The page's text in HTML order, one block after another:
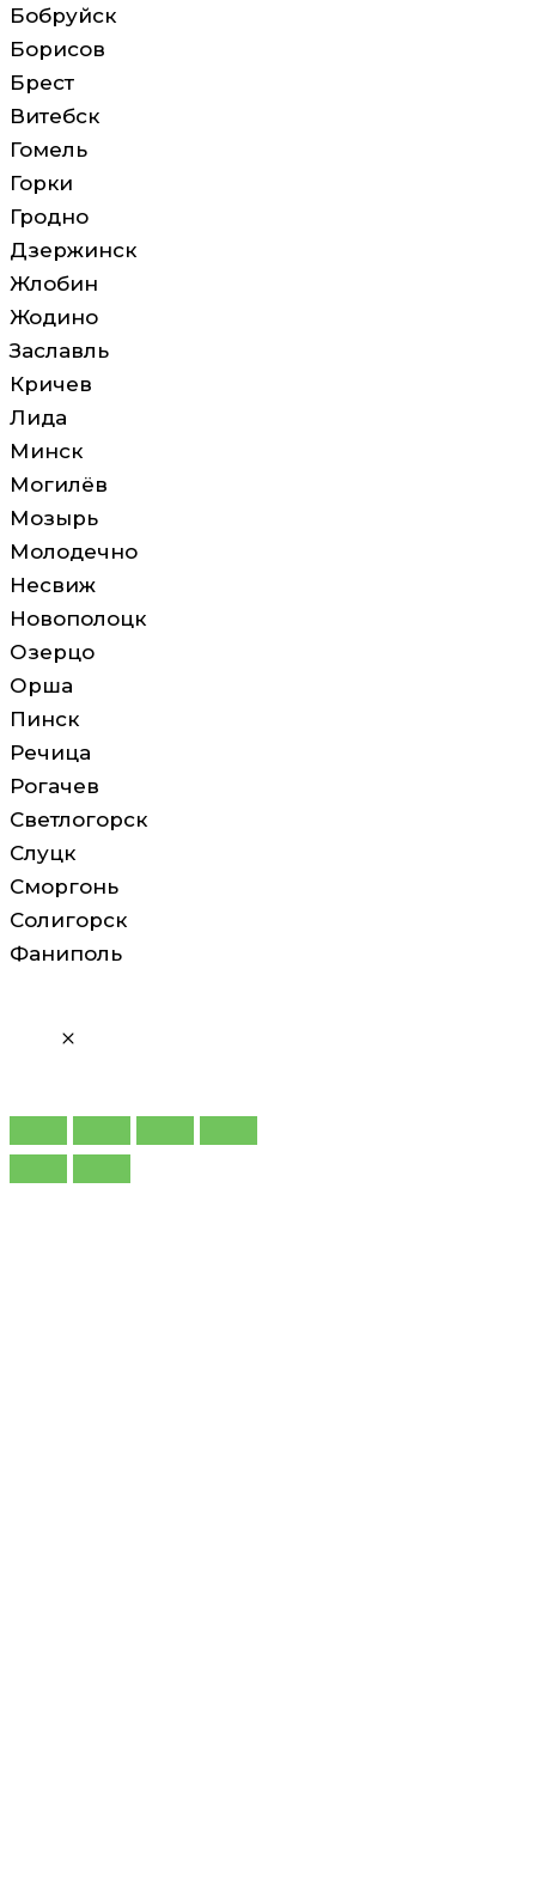
Бобруйск
Борисов
Брест
Витебск
Гомель
Горки
Гродно
Дзержинск
Жлобин
Жодино
Заславль
Кричев
Лида
Минск
Могилёв
Мозырь
Молодечно
Несвиж
Новополоцк
Озерцо
Орша
Пинск
Речица
Рогачев
Светлогорск
Слуцк
Сморгонь
Солигорск
Фаниполь